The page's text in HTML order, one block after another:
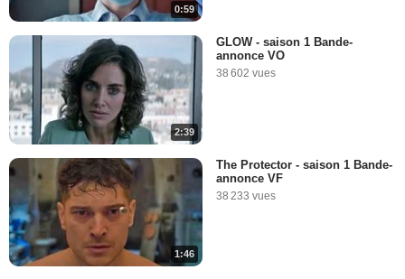
0:59
2:39
GLOW - saison 1 Bande-
annonce VO
38 602 vues
1:46
The Protector - saison 1 Bande-
annonce VF
38 233 vues